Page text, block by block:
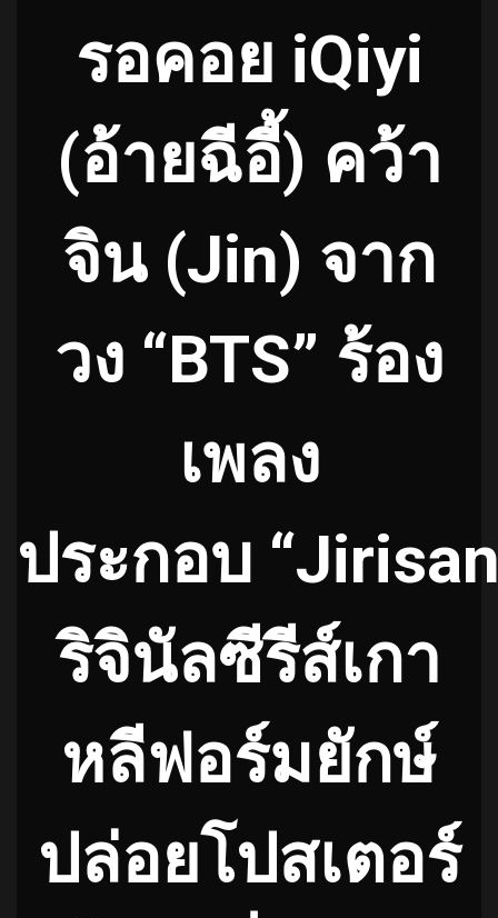
รอคอย iQiyi
(อ้ายฉีอี้) คว้า
จิน (Jin) จาก
วง “BTS” ร้อง
เพลง
ประกอบ
ริจินัลซีรีส์เกา
หลีฟอร์มยักษ์
ปล่อยโปสเตอร์